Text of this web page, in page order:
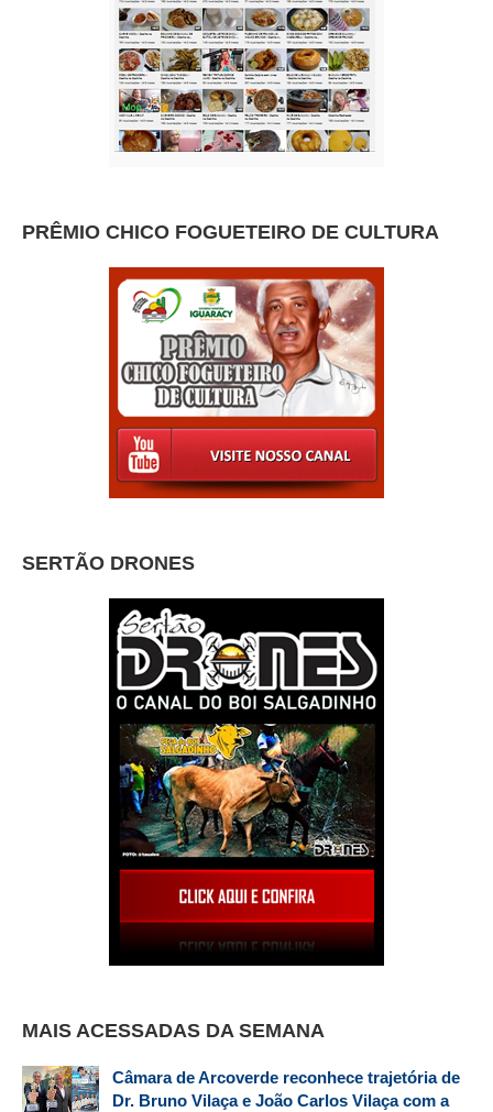
PRÊMIO CHICO FOGUETEIRO DE CULTURA
SERTÃO DRONES
MAIS ACESSADAS DA SEMANA
Câmara de Arcoverde reconhece trajetória de
Dr. Bruno Vilaça e João Carlos Vilaça com a